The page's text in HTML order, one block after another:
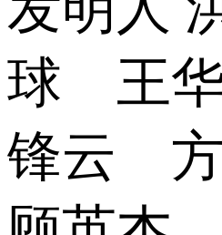
球 王
锋云